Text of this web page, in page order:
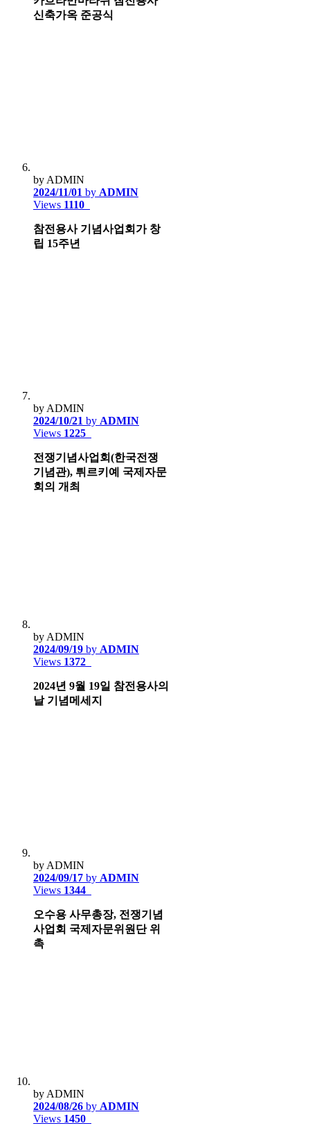
신축가옥 준공식
by ADMIN
2024/11/01 by ADMIN
Views 1110
참전용사 기념사업회가 창
립 15주년
by ADMIN
2024/10/21 by ADMIN
Views 1225
전쟁기념사업회(한국전쟁
기념관), 튀르키예 국제자문
회의 개최
by ADMIN
2024/09/19 by ADMIN
Views 1372
2024년 9월 19일 참전용사의
날 기념메세지
by ADMIN
2024/09/17 by ADMIN
Views 1344
오수용 사무총장, 전쟁기념
사업회 국제자문위원단 위
촉
by ADMIN
2024/08/26 by ADMIN
Views 1450